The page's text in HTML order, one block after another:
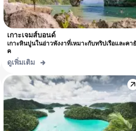
เกาะเจมส์บอนด์
เกาะหินปูนในอ่าวพังงาที่เหมาะกับทริปเรือและคายั
ค
ดูเพิ่มเติม